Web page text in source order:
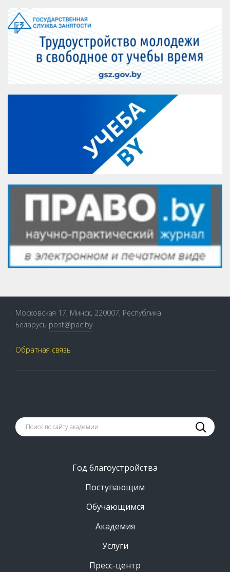
Московская 17, Минск, 220007, Республика
Беларусь post@pac.by
Обратная связь
Год благоустройства
Поступающим
Обучающимся
Академия
Услуги
Пресс-центр